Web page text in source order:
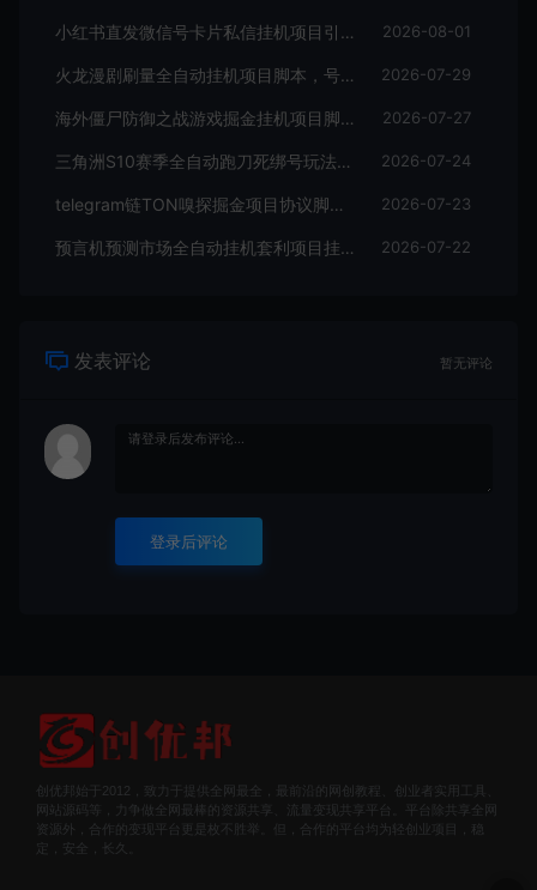
小红书直发微信号卡片私信挂机项目引流脚本，有效触达微信不检测不封号 2026-08-01
火龙漫剧刷量全自动挂机项目脚本，号称单号爆火日入100+ 2026-07-29
海外僵尸防御之战游戏掘金挂机项目脚本，单机一天150+ 2026-07-27
三角洲S10赛季全自动跑刀死绑号玩法全自动搬砖挂机项目挂机脚本，单窗口30+ 2026-07-24
telegram链TON嗅探掘金项目协议脚本，号称月入四位数 2026-07-23
预言机预测市场全自动挂机套利项目挂机脚本，日均30+USD 2026-07-22
发表评论 暂无评论
登录后评论
创优邦始于2012，致力于提供全网最全，最前沿的网创教程、创业者实用工具、
网站源码等，力争做全网最棒的资源共享、流量变现共享平台。平台除共享全网
资源外，合作的变现平台更是枚不胜举。但，合作的平台均为轻创业项目，稳
定，安全，长久。